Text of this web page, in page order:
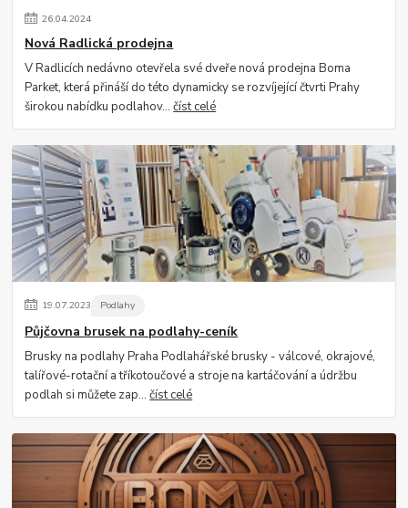
26.04.2024
Nová Radlická prodejna
V Radlicích nedávno otevřela své dveře nová prodejna Boma
Parket, která přináší do této dynamicky se rozvíjející čtvrti Prahy
širokou nabídku podlahov...číst celé
19.07.2023 Podlahy
Půjčovna brusek na podlahy-ceník
Brusky na podlahy Praha Podlahářské brusky - válcové, okrajové,
talířové-rotační a tříkotoučové a stroje na kartáčování a údržbu
podlah si můžete zap...číst celé